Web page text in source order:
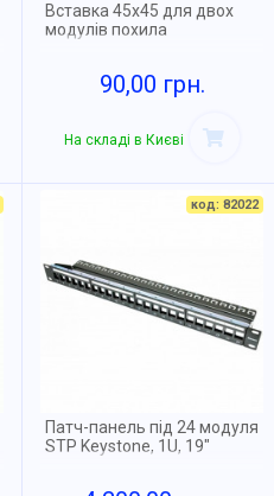
Вставка 45x45 для двох
модулів похила
90,00 грн.
На складі в Києві
код: 82022
Патч-панель під 24 модуля
STP Keystone, 1U, 19"